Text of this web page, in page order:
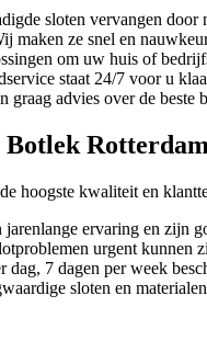
sloten vervangen door
maken ze snel en
om uw huis of
staat 24/7 voor u
graag advies over de
hoogste kwaliteit en
ervaring en zijn
urgent
dag, 7 dagen per week
sloten en